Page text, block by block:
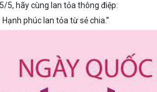
5, hãy cùng lan tỏa thông điệp:
phúc lan tỏa từ sẻ chia.”